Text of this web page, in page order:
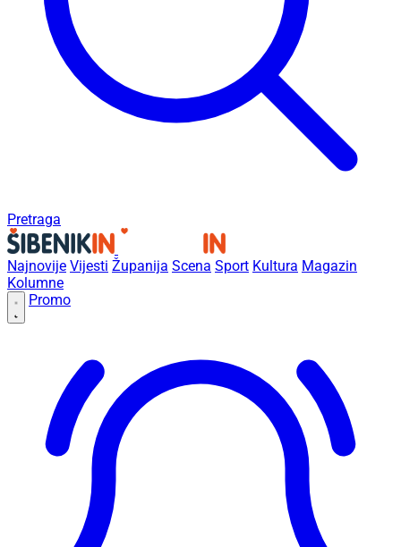
Pretraga
Najnovije Vijesti Županija Scena Sport Kultura Magazin
Kolumne
Promo